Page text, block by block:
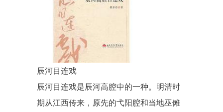
辰河目连戏
辰河目连戏是辰河高腔中的一种。明清时
期从江西传来，原先的弋阳腔和当地巫傩